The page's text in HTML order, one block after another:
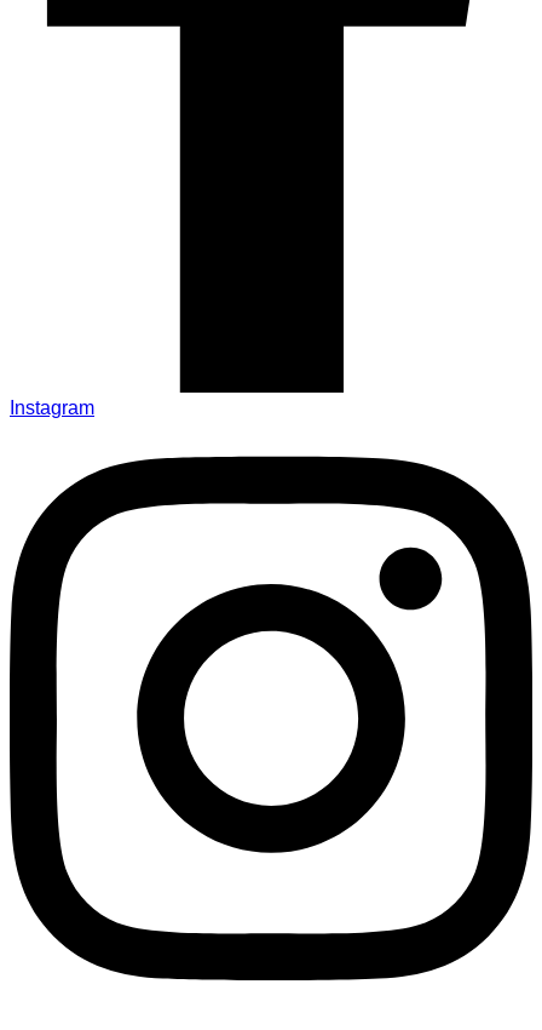
Instagram